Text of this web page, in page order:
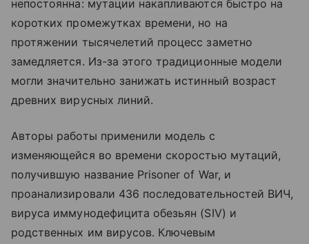
непостоянна: мутации накапливаются быстро на
коротких промежутках времени, но на
протяжении тысячелетий процесс заметно
замедляется. Из-за этого традиционные модели
могли значительно занижать истинный возраст
древних вирусных линий.
Авторы работы применили модель с
изменяющейся во времени скоростью мутаций,
получившую название Prisoner of War, и
проанализировали 436 последовательностей ВИЧ,
вируса иммунодефицита обезьян (SIV) и
родственных им вирусов. Ключевым